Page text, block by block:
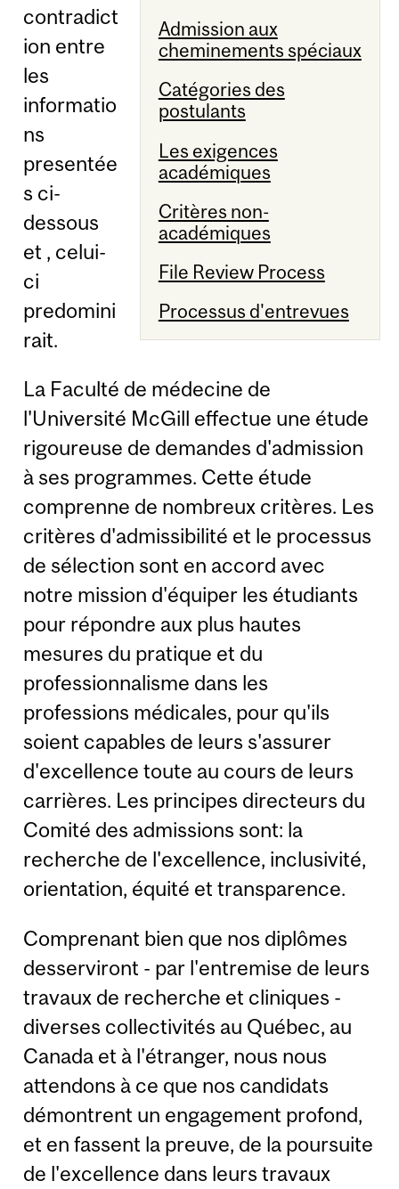
Admission aux
cheminements spéciaux
Catégories des
postulants
Les exigences
académiques
Critères non-
académiques
File Review Process
Processus d'entrevues
contradict
ion entre
les
informatio
ns
presentée
s ci-
dessous
et , celui-
ci
predomini
rait.
La Faculté de médecine de
l'Université McGill effectue une étude
rigoureuse de demandes d'admission
à ses programmes. Cette étude
comprenne de nombreux critères. Les
critères d'admissibilité et le processus
de sélection sont en accord avec
notre mission d'équiper les étudiants
pour répondre aux plus hautes
mesures du pratique et du
professionnalisme dans les
professions médicales, pour qu'ils
soient capables de leurs s'assurer
d'excellence toute au cours de leurs
carrières. Les principes directeurs du
Comité des admissions sont: la
recherche de l'excellence, inclusivité,
orientation, équité et transparence.
Comprenant bien que nos diplômes
desserviront - par l'entremise de leurs
travaux de recherche et cliniques -
diverses collectivités au Québec, au
Canada et à l'étranger, nous nous
attendons à ce que nos candidats
démontrent un engagement profond,
et en fassent la preuve, de la poursuite
de l'excellence dans leurs travaux